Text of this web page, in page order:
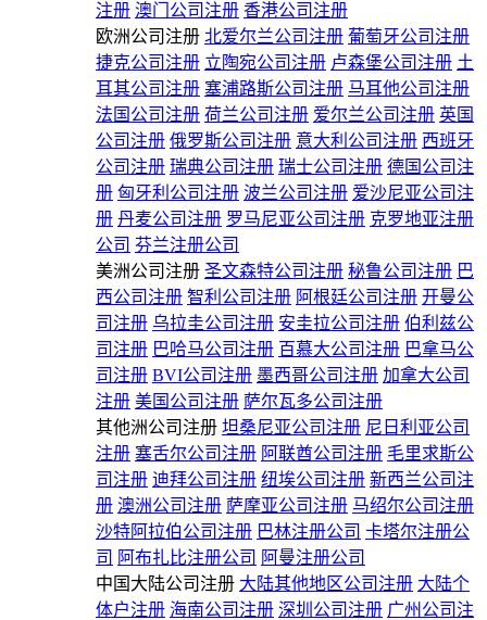
注册 澳门公司注册 香港公司注册
欧洲公司注册 北爱尔兰公司注册 葡萄牙公司注册
捷克公司注册 立陶宛公司注册 卢森堡公司注册 土
耳其公司注册 塞浦路斯公司注册 马耳他公司注册
法国公司注册 荷兰公司注册 爱尔兰公司注册 英国
公司注册 俄罗斯公司注册 意大利公司注册 西班牙
公司注册 瑞典公司注册 瑞士公司注册 德国公司注
册 匈牙利公司注册 波兰公司注册 爱沙尼亚公司注
册 丹麦公司注册 罗马尼亚公司注册 克罗地亚注册
公司 芬兰注册公司
美洲公司注册 圣文森特公司注册 秘鲁公司注册 巴
西公司注册 智利公司注册 阿根廷公司注册 开曼公
司注册 乌拉圭公司注册 安圭拉公司注册 伯利兹公
司注册 巴哈马公司注册 百慕大公司注册 巴拿马公
司注册 BVI公司注册 墨西哥公司注册 加拿大公司
注册 美国公司注册 萨尔瓦多公司注册
其他洲公司注册 坦桑尼亚公司注册 尼日利亚公司
注册 塞舌尔公司注册 阿联酋公司注册 毛里求斯公
司注册 迪拜公司注册 纽埃公司注册 新西兰公司注
册 澳洲公司注册 萨摩亚公司注册 马绍尔公司注册
沙特阿拉伯公司注册 巴林注册公司 卡塔尔注册公
司 阿布扎比注册公司 阿曼注册公司
中国大陆公司注册 大陆其他地区公司注册 大陆个
体户注册 海南公司注册 深圳公司注册 广州公司注